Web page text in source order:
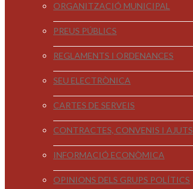
ORGANITZACIÓ MUNICIPAL
PREUS PÚBLICS
REGLAMENTS I ORDENANCES
SEU ELECTRÒNICA
CARTES DE SERVEIS
CONTRACTES, CONVENIS I AJUTS
INFORMACIÓ ECONÒMICA
OPINIONS DELS GRUPS POLÍTICS